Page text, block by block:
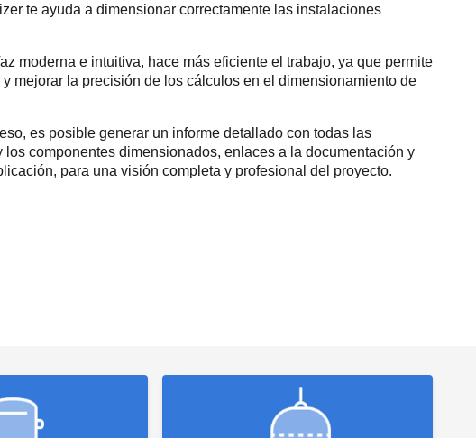
te ayuda a dimensionar correctamente las instalaciones
moderna e intuitiva, hace más eficiente el trabajo, ya que permite
y mejorar la precisión de los cálculos en el dimensionamiento de
es posible generar un informe detallado con todas las
los componentes dimensionados, enlaces a la documentación y
para una visión completa y profesional del proyecto.